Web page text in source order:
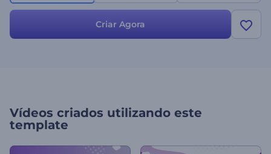
Criar Agora
Vídeos criados utilizando este
template